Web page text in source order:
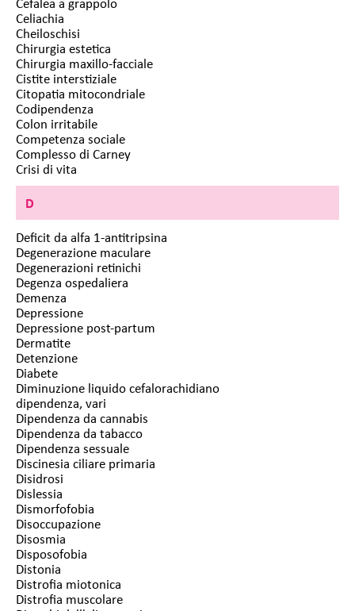
Celiachia
Cheiloschisi
Chirurgia estetica
Chirurgia maxillo-facciale
Cistite interstiziale
Citopatia mitocondriale
Codipendenza
Colon irritabile
Competenza sociale
Complesso di Carney
Crisi di vita
D
Deficit da alfa 1-antitripsina
Degenerazione maculare
Degenerazioni retinichi
Degenza ospedaliera
Demenza
Depressione
Depressione post-partum
Dermatite
Detenzione
Diabete
Diminuzione liquido cefalorachidiano
dipendenza, vari
Dipendenza da cannabis
Dipendenza da tabacco
Dipendenza sessuale
Discinesia ciliare primaria
Disidrosi
Dislessia
Dismorfofobia
Disoccupazione
Disosmia
Disposofobia
Distonia
Distrofia miotonica
Distrofia muscolare